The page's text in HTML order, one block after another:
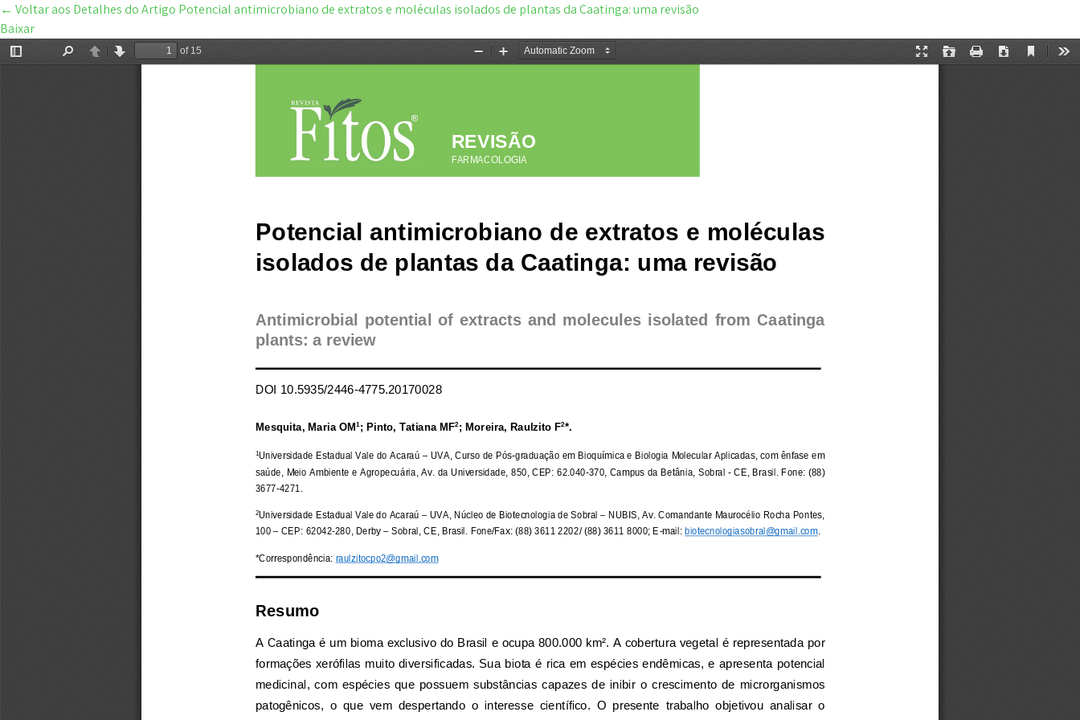
← Voltar aos Detalhes do Artigo Potencial antimicrobiano de extratos e moléculas isolados de plantas da Caatinga: uma revisão
Baixar